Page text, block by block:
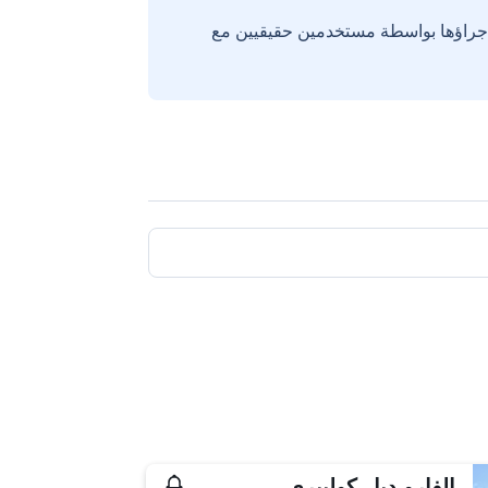
بواسطة مستخدمين حقيقيين مع